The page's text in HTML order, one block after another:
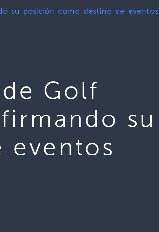
su posición como destino de eventos
Golf
su
eventos